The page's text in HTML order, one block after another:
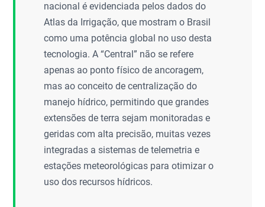
nacional é evidenciada pelos dados do
Atlas da Irrigação, que mostram o Brasil
como uma potência global no uso desta
tecnologia. A “Central” não se refere
apenas ao ponto físico de ancoragem,
mas ao conceito de centralização do
manejo hídrico, permitindo que grandes
extensões de terra sejam monitoradas e
geridas com alta precisão, muitas vezes
integradas a sistemas de telemetria e
estações meteorológicas para otimizar o
uso dos recursos hídricos.